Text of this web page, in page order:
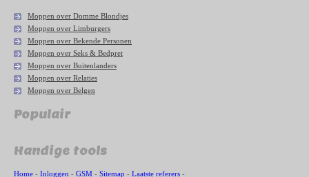
Moppen over Domme Blondjes
Moppen over Limburgers
Moppen over Bekende Personen
Moppen over Seks & Bedpret
Moppen over Buitenlanders
Moppen over Relaties
Moppen over Belgen
Populair
Handige tools
Home - Inloggen - GSM - Sitemap - Laatste referers -